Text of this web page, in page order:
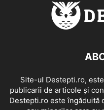
Site-ul Destepti.ro,
publicarii de articole și
Destepti.ro este îngăduită